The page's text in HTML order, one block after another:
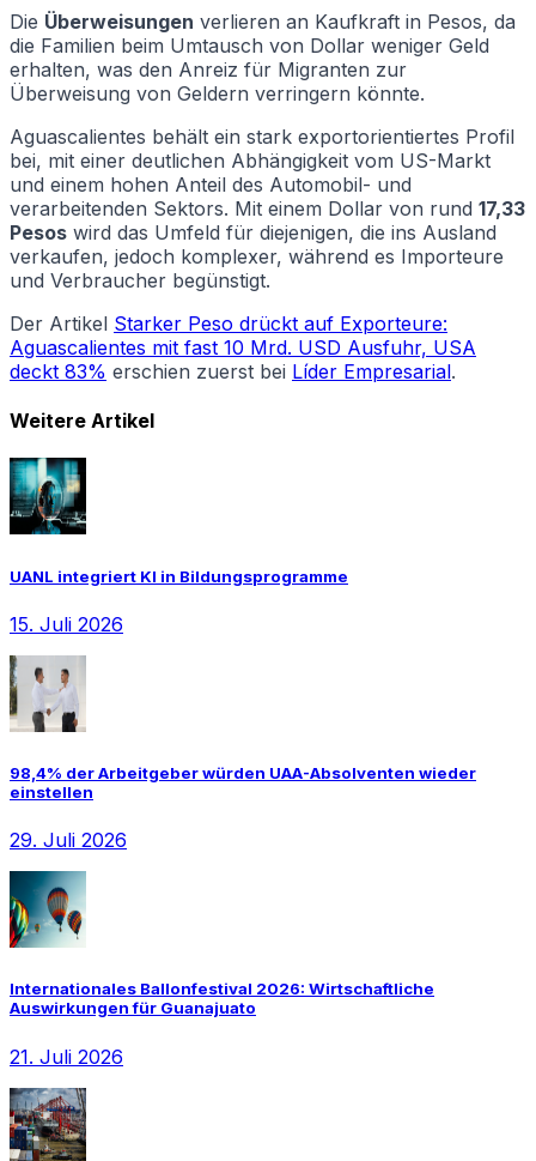
Die Überweisungen verlieren an Kaufkraft in Pesos, da
die Familien beim Umtausch von Dollar weniger Geld
erhalten, was den Anreiz für Migranten zur
Überweisung von Geldern verringern könnte.
Aguascalientes behält ein stark exportorientiertes Profil
bei, mit einer deutlichen Abhängigkeit vom US-Markt
und einem hohen Anteil des Automobil- und
verarbeitenden Sektors. Mit einem Dollar von rund 17,33
Pesos wird das Umfeld für diejenigen, die ins Ausland
verkaufen, jedoch komplexer, während es Importeure
und Verbraucher begünstigt.
Der Artikel Starker Peso drückt auf Exporteure:
Aguascalientes mit fast 10 Mrd. USD Ausfuhr, USA
deckt 83% erschien zuerst bei Líder Empresarial.
Weitere Artikel
UANL integriert KI in Bildungsprogramme
15. Juli 2026
98,4% der Arbeitgeber würden UAA-Absolventen wieder
einstellen
29. Juli 2026
Internationales Ballonfestival 2026: Wirtschaftliche
Auswirkungen für Guanajuato
21. Juli 2026